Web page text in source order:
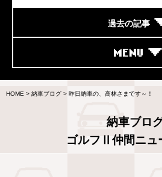
過去の記事
MENU
HOME > 納車ブログ > 昨日納車の、高林さまです～！
納車ブロ
ゴルフⅡ仲間ニュ